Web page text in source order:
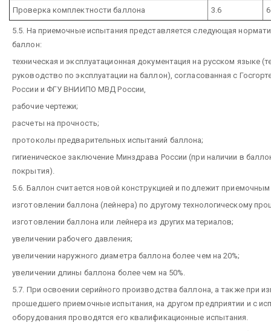
Проверка комплектности баллона 3.6
5.5. На приемочные испытания представляется следующая
баллон:
техническая и эксплуатационная документация на русском языке
руководство по эксплуатации на баллон), согласованная с
России и ФГУ ВНИИПО МВД России,
рабочие чертежи;
расчеты на прочность;
протоколы предварительных испытаний баллона;
гигиеническое заключение Минздрава России (при наличии в
покрытия).
5.6. Баллон считается новой конструкцией и подлежит
изготовлении баллона (лейнера) по другому технологическому
изготовлении баллона или лейнера из других материалов;
увеличении рабочего давления;
увеличении наружного диаметра баллона более чем на 20%;
увеличении длины баллона более чем на 50%.
5.7. При освоении серийного производства баллона, а также при
прошедшего приемочные испытания, на другом предприятии и с
оборудования проводятся его квалификационные испытания.